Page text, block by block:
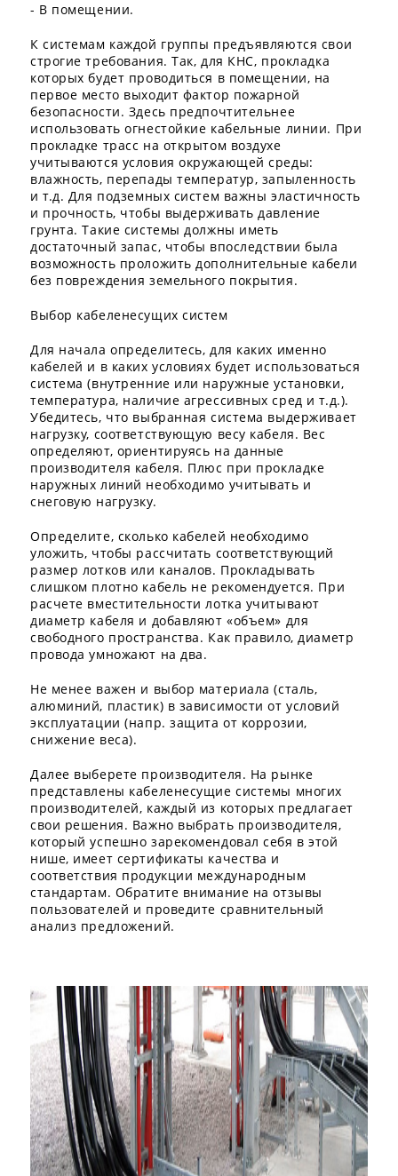
- В помещении.
К системам каждой группы предъявляются свои
строгие требования. Так, для КНС, прокладка
которых будет проводиться в помещении, на
первое место выходит фактор пожарной
безопасности. Здесь предпочтительнее
использовать огнестойкие кабельные линии. При
прокладке трасс на открытом воздухе
учитываются условия окружающей среды:
влажность, перепады температур, запыленность
и т.д. Для подземных систем важны эластичность
и прочность, чтобы выдерживать давление
грунта. Такие системы должны иметь
достаточный запас, чтобы впоследствии была
возможность проложить дополнительные кабели
без повреждения земельного покрытия.
Выбор кабеленесущих систем
Для начала определитесь, для каких именно
кабелей и в каких условиях будет использоваться
система (внутренние или наружные установки,
температура, наличие агрессивных сред и т.д.).
Убедитесь, что выбранная система выдерживает
нагрузку, соответствующую весу кабеля. Вес
определяют, ориентируясь на данные
производителя кабеля. Плюс при прокладке
наружных линий необходимо учитывать и
снеговую нагрузку.
Определите, сколько кабелей необходимо
уложить, чтобы рассчитать соответствующий
размер лотков или каналов. Прокладывать
слишком плотно кабель не рекомендуется. При
расчете вместительности лотка учитывают
диаметр кабеля и добавляют «объем» для
свободного пространства. Как правило, диаметр
провода умножают на два.
Не менее важен и выбор материала (сталь,
алюминий, пластик) в зависимости от условий
эксплуатации (напр. защита от коррозии,
снижение веса).
Далее выберете производителя. На рынке
представлены кабеленесущие системы многих
производителей, каждый из которых предлагает
свои решения. Важно выбрать производителя,
который успешно зарекомендовал себя в этой
нише, имеет сертификаты качества и
соответствия продукции международным
стандартам. Обратите внимание на отзывы
пользователей и проведите сравнительный
анализ предложений.